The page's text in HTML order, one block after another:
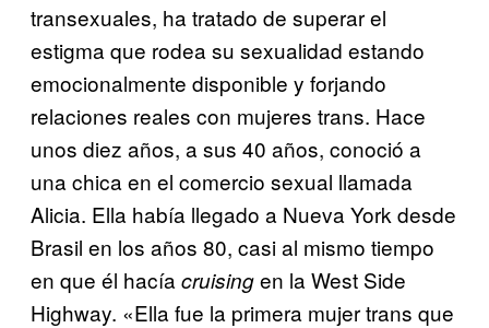
transexuales, ha tratado de superar el
estigma que rodea su sexualidad estando
emocionalmente disponible y forjando
relaciones reales con mujeres trans. Hace
unos diez años, a sus 40 años, conoció a
una chica en el comercio sexual llamada
Alicia. Ella había llegado a Nueva York desde
Brasil en los años 80, casi al mismo tiempo
en que él hacía cruisingen la West Side
Highway. «Ella fue la primera mujer trans que